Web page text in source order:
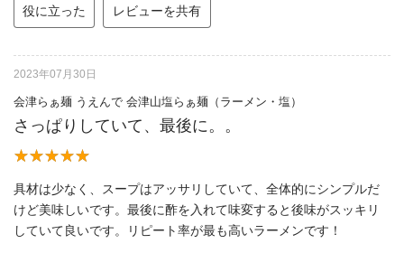
役に立った レビューを共有
2023年07月30日
会津らぁ麺 うえんで 会津山塩らぁ麺（ラーメン・塩）
さっぱりしていて、最後に。。
具材は少なく、スープはアッサリしていて、全体的にシンプルだ
けど美味しいです。最後に酢を入れて味変すると後味がスッキリ
していて良いです。リピート率が最も高いラーメンです！